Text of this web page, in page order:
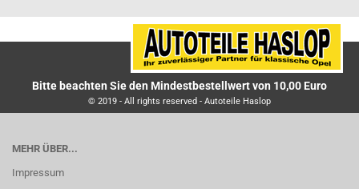
Bitte beachten Sie den Mindestbestellwert von 10,00 Euro
© 2019 - All rights reserved - Autoteile Haslop
MEHR ÜBER...
Impressum